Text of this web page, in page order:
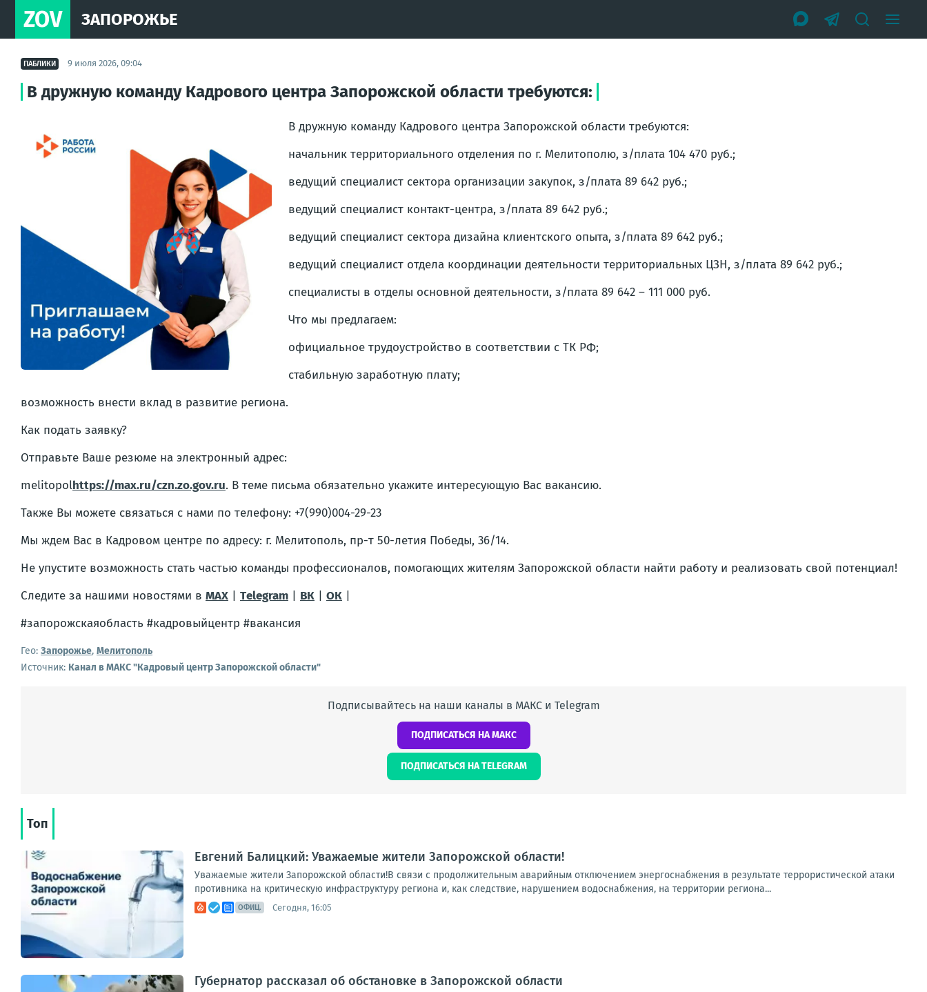
ZOV ЗАПОРОЖЬЕ
ПАБЛИКИ 9 июля 2026, 09:04
В дружную команду Кадрового центра Запорожской области требуются:
В дружную команду Кадрового центра Запорожской области требуются:
начальник территориального отделения по г. Мелитополю, з/плата 104 470 руб.;
ведущий специалист сектора организации закупок, з/плата 89 642 руб.;
ведущий специалист контакт-центра, з/плата 89 642 руб.;
ведущий специалист сектора дизайна клиентского опыта, з/плата 89 642 руб.;
ведущий специалист отдела координации деятельности территориальных ЦЗН, з/плата 89 642 руб.;
специалисты в отделы основной деятельности, з/плата 89 642 – 111 000 руб.
Что мы предлагаем:
официальное трудоустройство в соответствии с ТК РФ;
стабильную заработную плату;
возможность внести вклад в развитие региона.
Как подать заявку?
Отправьте Ваше резюме на электронный адрес:
melitopolhttps://max.ru/czn.zo.gov.ru. В теме письма обязательно укажите интересующую Вас вакансию.
Также Вы можете связаться с нами по телефону: +7(990)004-29-23
Мы ждем Вас в Кадровом центре по адресу: г. Мелитополь, пр-т 50-летия Победы, 36/14.
Не упустите возможность стать частью команды профессионалов, помогающих жителям Запорожской области найти работу и реализовать свой потенциал!
Следите за нашими новостями в MAX Тelegram ВК ОК
#запорожскаяобласть #кадровыйцентр #вакансия
Гео: Запорожье, Мелитополь
Источник: Канал в МАКС "Кадровый центр Запорожской области"
Подписывайтесь на наши каналы в МАКС и Telegram
ПОДПИСАТЬСЯ НА МАКС
ПОДПИСАТЬСЯ НА TELEGRAM
Топ
Евгений Балицкий: Уважаемые жители Запорожской области!
Уважаемые жители Запорожской области!В связи с продолжительным аварийным отключением энергоснабжения в результате террористической атаки
противника на критическую инфраструктуру региона и, как следствие, нарушением водоснабжения, на территории региона...
ОФИЦ. Сегодня, 16:05
Губернатор рассказал об обстановке в Запорожской области